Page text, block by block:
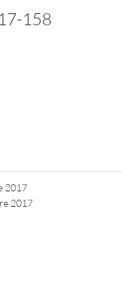
158
2017
2017